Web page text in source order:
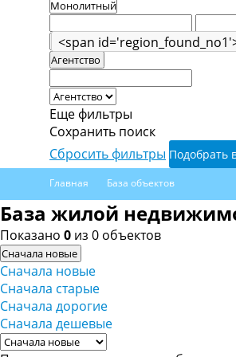
<span
Агентство
Еще фильтры
Сохранить поиск
Сбросить фильтры Подобрать
Главная База объектов
База жилой
Показано 0 из 0 объектов
Сначала новые
Сначала новые
Сначала старые
Сначала дорогие
Сначала дешевые